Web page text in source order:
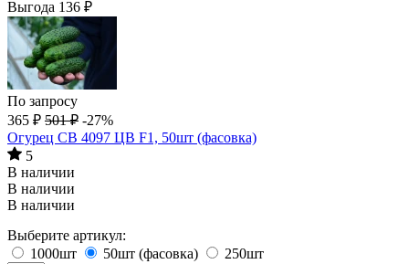
Выгода 136 ₽
По запросу
365 ₽ 501 ₽ -27%
Огурец СВ 4097 ЦВ F1, 50шт (фасовка)
5
В наличии
В наличии
В наличии
Выберите артикул:
1000шт
50шт (фасовка) 250шт